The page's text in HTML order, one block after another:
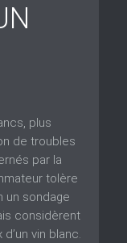
plus
de troubles
par la
tolère
un sondage
considèrent
vin blanc.